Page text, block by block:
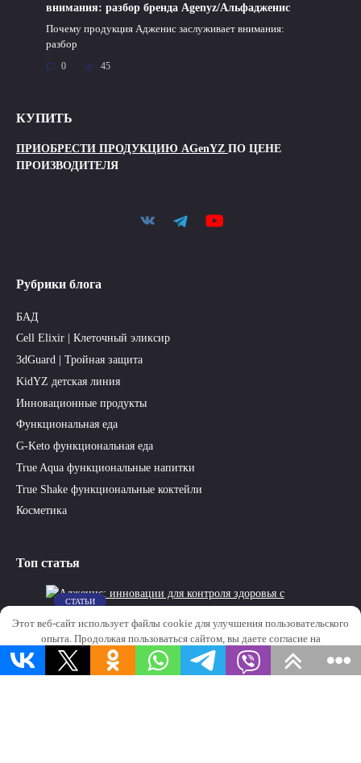
внимания: разбор бренда Agenyz/Альфадженис
Почему продукция Адженис заслуживает внимания:
разбор
0 45
КУПИТЬ
ПРИОБРЕСТИ ПРОДУКЦИЮ AGenYZ ПО ЦЕНЕ
ПРОИЗВОДИТЕЛЯ
Рубрики блога
БАД
Cell Elixir | Клеточный эликсир
3dGuard | Тройная защита
KidYZ детская линия
Инновационные продукты
Функциональная еда
G-Keto функциональная еда
True Aqua функциональные напитки
True Shake функциональные коктейли
Косметика
Топ статья
СТАТЬИ
Адженис: инновации для контроля здоровья с
использованием технологий
Адженис: инновации для контроля здоровья с
Этот веб-сайт использует файлы cookie для улучшения пользовательского
опыта. Продолжая пользоваться сайтом, вы даете согласие на
использование файлов cookie.
OK